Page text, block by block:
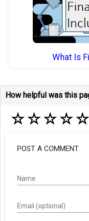
What Is
How helpful was this
☆☆☆☆☆
POST A COMMENT
Name
Email (optional)